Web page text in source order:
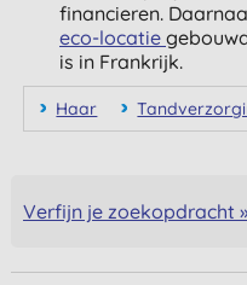
financieren.
eco-locatie
is in Frankrijk.
Haar
Verfijn je zoekopdracht »